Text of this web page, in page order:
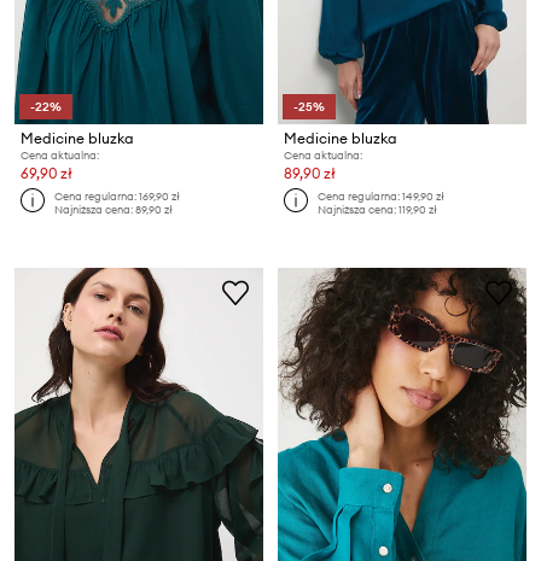
-22%
Medicine bluzka
Cena aktualna:
69,90 zł
Cena regularna:169,90 zł
Najniższa cena:89,90 zł
-25%
Medicine bluzka
Cena aktualna:
89,90 zł
Cena regularna:149,90 zł
Najniższa cena:119,90 zł